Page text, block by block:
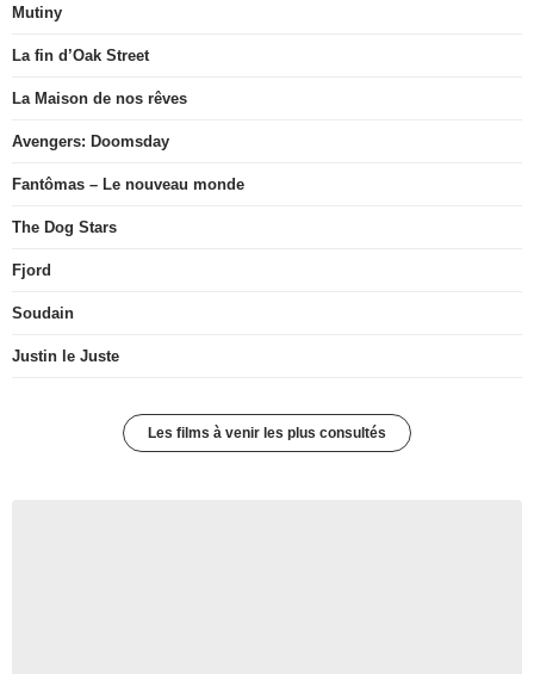
Mutiny
La fin d’Oak Street
La Maison de nos rêves
Avengers: Doomsday
Fantômas – Le nouveau monde
The Dog Stars
Fjord
Soudain
Justin le Juste
Les films à venir les plus consultés